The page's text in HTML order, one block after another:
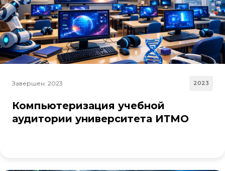
Завершен: 2023 2023
Компьютеризация учебной
аудитории университета ИТМО